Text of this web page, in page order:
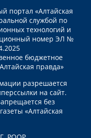
портал «Алтайская
службой по
технологий и
номер ЭЛ №
бюджетное
правда»
разрешается
на сайт.
без
«Алтайская